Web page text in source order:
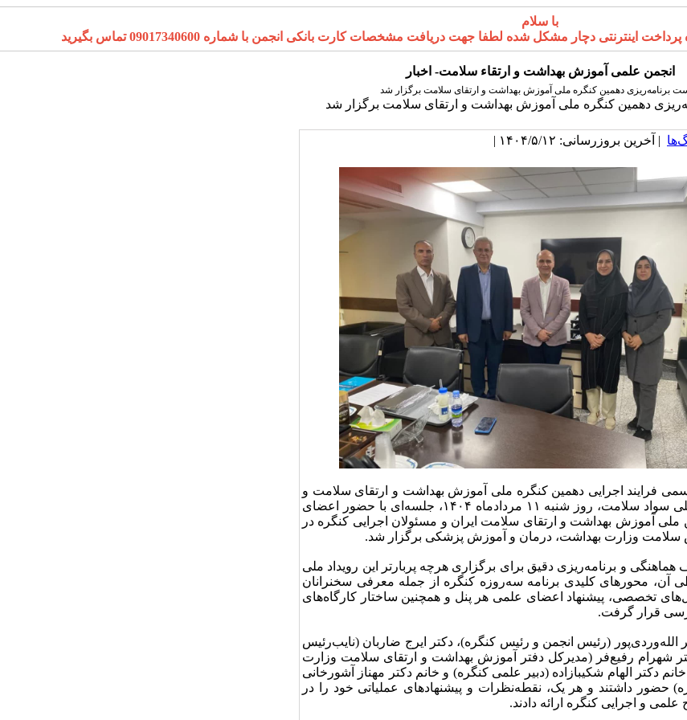
با سلام
دچار مشکل شده لطفا جهت دریافت مشخصات کارت بانکی انجمن با شماره 09017340600 تماس بگیرید
انجمن علمی آموزش بهداشت و ارتقاء سلامت- اخبار
برنامه‌ریزی دهمین کنگره ملی آموزش بهداشت و ارتقای سلامت برگزار شد
دهمین کنگره ملی آموزش بهداشت و ارتقای سلامت برگزار شد
| آخرین بروزرسانی: ۱۴۰۴/۵/۱۲ |
فرایند اجرایی دهمین کنگره ملی آموزش بهداشت و ارتقای سلامت و
سومین همایش ملی سواد سلامت، روز شنبه ۱۱ مردادماه ۱۴۰۴، جلسه‌ای با حضور اعضای
ملی آموزش بهداشت و ارتقای سلامت ایران و مسئولان اجرایی کنگره در
وزارت بهداشت، درمان و آموزش پزشکی برگزار شد.
و برنامه‌ریزی دقیق برای برگزاری هرچه پربارتر این رویداد ملی
آن، محورهای کلیدی برنامه سه‌روزه کنگره از جمله معرفی سخنرانان
تخصصی، پیشنهاد اعضای علمی هر پنل و همچنین ساختار کارگاه‌های
قرار گرفت.
الله‌وردی‌پور (رئیس انجمن و رئیس کنگره)، دکتر ایرج ضاربان (نایب‌رئیس
شهرام رفیع‌فر (مدیرکل دفتر آموزش بهداشت و ارتقای سلامت وزارت
دکتر الهام شکیبازاده (دبیر علمی کنگره) و خانم دکتر مهناز آشورخانی
حضور داشتند و هر یک، نقطه‌نظرات و پیشنهادهای عملیاتی خود را در
و اجرایی کنگره ارائه دادند.